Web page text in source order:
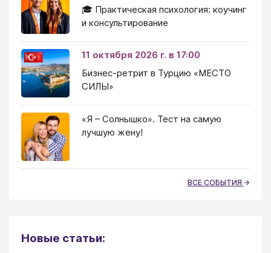
🎓 Практическая психология: коучинг
и консультирование
11 октября 2026 г. в 17:00
Бизнес-ретрит в Турцию «МЕСТО
СИЛЫ»
«Я – Солнышко». Тест на самую
лучшую жену!
ВСЕ СОБЫТИЯ
Новые статьи: